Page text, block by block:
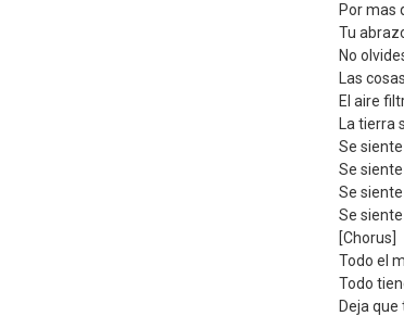
Por mas
Tu
No
Las
El aire
La
Se
Se
Se
Se
[Chorus]
Todo el
Todo
Deja